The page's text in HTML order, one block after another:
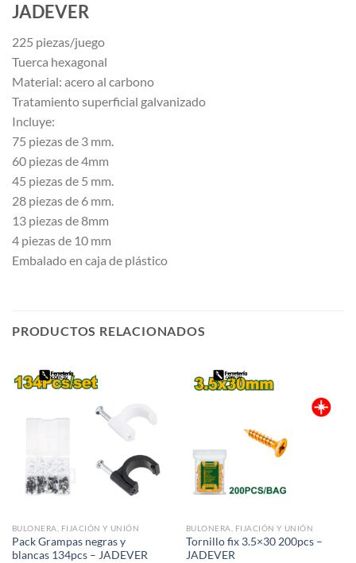
JADEVER
225 piezas/juego
Tuerca hexagonal
Material: acero al carbono
Tratamiento superficial galvanizado
Incluye:
75 piezas de 3 mm.
60 piezas de 4mm
45 piezas de 5 mm.
28 piezas de 6 mm.
13 piezas de 8mm
4 piezas de 10 mm
Embalado en caja de plástico
PRODUCTOS RELACIONADOS
BULONERA, FIJACIÓN Y UNIÓN
Pack Grampas negras y
blancas 134pcs – JADEVER
BULONERA, FIJACIÓN Y UNIÓN
Tornillo fix 3.5×30 200pcs –
JADEVER